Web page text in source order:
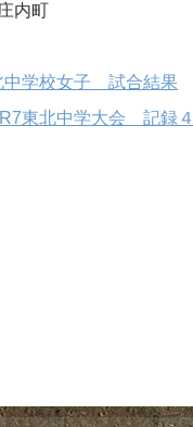
内町
中学校女子 試合結果
R7東北中学大会 記録